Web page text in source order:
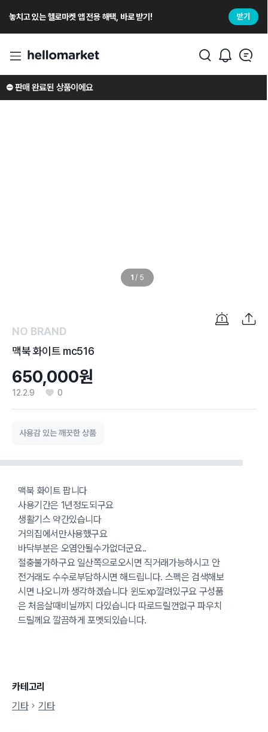
놓치고 있는 헬로마켓 앱 전용 해택, 바로 받기! 받기
1 / 5
⛔️ 판매 완료된 상품이에요
NO BRAND
맥북 화이트 mc516
650,000원
12.2.9 0
사용감 있는 깨끗한 상품
맥북 화이트 팝니다
사용기간은 1년정도되구요
생활기스 약간있습니다
거의집에서만사용했구요
바닥부분은 오염안될수가없더군요..
절충불가하구요 일산쪽으로오시면 직거래가능하시고 안
전거래도 수수로부담하시면 해드립니다. 스펙은 검색해보
시면 나오니까 생각하겠습니다 윈도xp깔려있구요 구성품
은 처음살때비닐까지 다있습니다 따로드릴껀없구 파우치
드릴께요 깔끔하게 포멧되있습니다.
카테고리
기타
기타